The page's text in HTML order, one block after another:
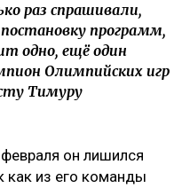
раз спрашивали,
программ,
одно, ещё один
Олимпийских игр
Тимуру
он лишился
как из его команды